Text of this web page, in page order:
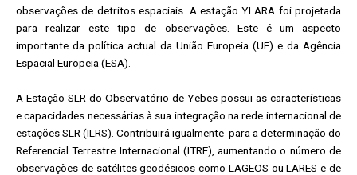
observações de detritos espaciais. A estação YLARA foi projetada
para realizar este tipo de observações. Este é um aspecto
importante da política actual da União Europeia (UE) e da Agência
Espacial Europeia (ESA).
A Estação SLR do Observatório de Yebes possui as características
e capacidades necessárias à sua integração na rede internacional de
estações SLR (ILRS). Contribuirá igualmente para a determinação do
Referencial Terrestre Internacional (ITRF), aumentando o número de
observações de satélites geodésicos como LAGEOS ou LARES e de